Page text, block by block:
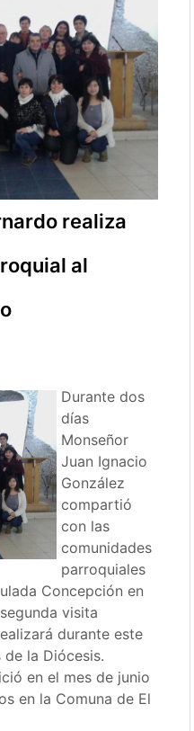
realiza
al
Durante dos
días
Monseñor
Juan Ignacio
González
compartió
con las
comunidades
parroquiales
Concepción en
visita
durante este
la Diócesis.
en el mes de junio
en la Comuna de El